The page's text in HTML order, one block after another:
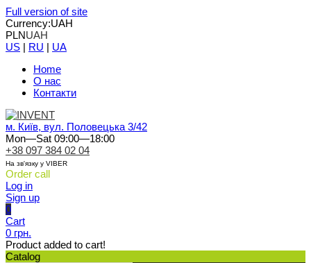
Full version of site
Currency:UAH
PLNUAH
US | RU | UA
Home
О нас
Контакти
м. Київ, вул. Половецька 3/42
Mon—Sat 09:00—18:00
+38 097 384 02 04
На зв'язку у VIBER
Order call
Log in
Sign up
0
Cart
0 грн.
Product added to cart!
Catalog